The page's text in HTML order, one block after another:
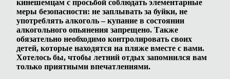
кинешемцам с просьбой соблюдать элементарные
меры безопасности: не заплывать за буйки, не
употреблять алкоголь – купание в состоянии
алкогольного опьянения запрещено. Также
обязательно необходимо контролировать своих
детей, которые находятся на пляже вместе с вами.
Хотелось бы, чтобы летний отдых запомнился вам
только приятными впечатлениями.